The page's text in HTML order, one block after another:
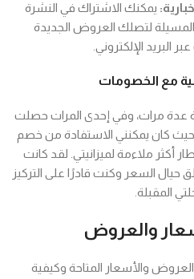
يمكنك الاشتراك في النشرة
المسيلة لتصلك العروض الجديدة
البريد الإلكتروني.
مع الخصومات
عدة مرات، وفي إحدى المرات حصلت
كان يمكنني الاستفادة من خصم
أكثر ملاءمة لميزانيتي. لقد كانت
حيال السعر وكنت قادرًا على التركيز
المقبلة.
والعروض
والأسعار المتاحة وكيفية